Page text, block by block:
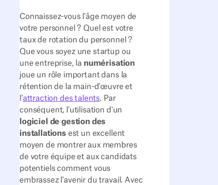
Connaissez-vous l'âge moyen de
votre personnel ? Quel est votre
taux de rotation du personnel ?
Que vous soyez une startup ou
une entreprise, la numérisation
joue un rôle important dans la
rétention de la main-d'œuvre et
l'attraction des talents. Par
conséquent, l'utilisation d'un
logiciel de gestion des
installations est un excellent
moyen de montrer aux membres
de votre équipe et aux candidats
potentiels comment vous
embrassez l'avenir du travail. Avec